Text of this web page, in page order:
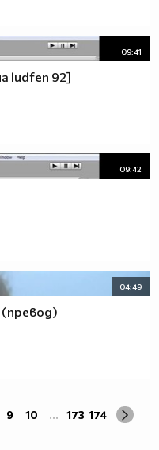
09:41
ludfen 92]
09:42
04:49
(превод)
9 10 ... 173 174